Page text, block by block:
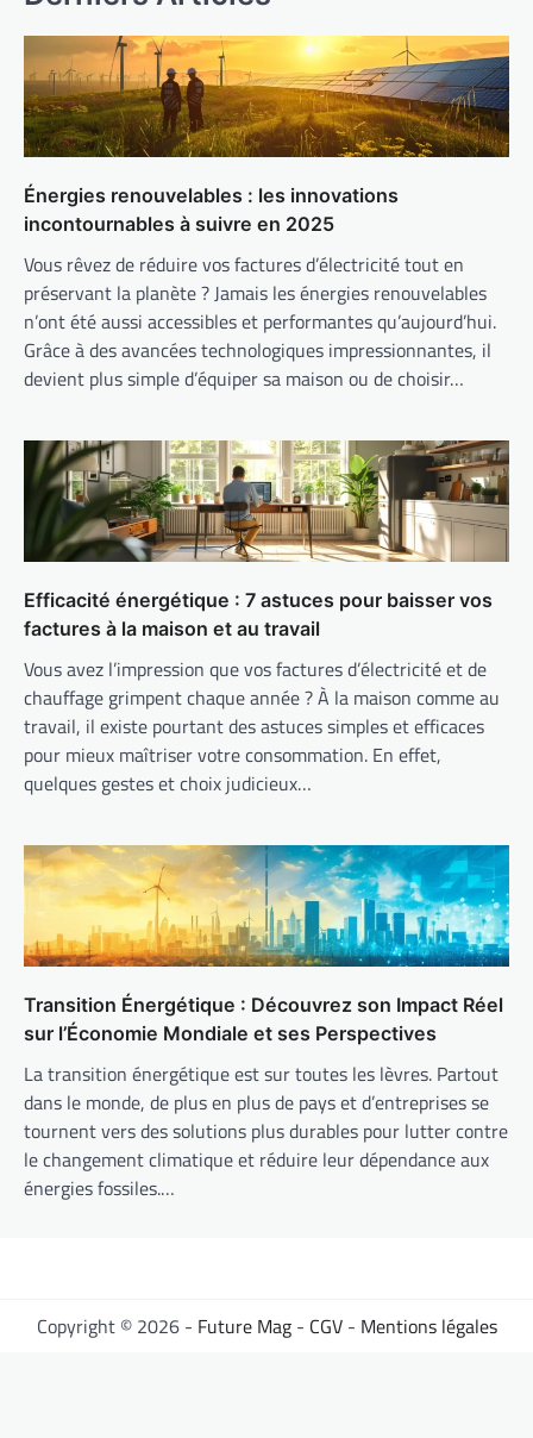
Énergies renouvelables : les innovations
incontournables à suivre en 2025
Vous rêvez de réduire vos factures d’électricité tout en
préservant la planète ? Jamais les énergies renouvelables
n’ont été aussi accessibles et performantes qu’aujourd’hui.
Grâce à des avancées technologiques impressionnantes, il
devient plus simple d’équiper sa maison ou de choisir…
Efficacité énergétique : 7 astuces pour baisser vos
factures à la maison et au travail
Vous avez l’impression que vos factures d’électricité et de
chauffage grimpent chaque année ? À la maison comme au
travail, il existe pourtant des astuces simples et efficaces
pour mieux maîtriser votre consommation. En effet,
quelques gestes et choix judicieux…
Transition Énergétique : Découvrez son Impact Réel
sur l’Économie Mondiale et ses Perspectives
La transition énergétique est sur toutes les lèvres. Partout
dans le monde, de plus en plus de pays et d’entreprises se
tournent vers des solutions plus durables pour lutter contre
le changement climatique et réduire leur dépendance aux
énergies fossiles.…
Copyright © 2026 - Future Mag- CGV- Mentions légales